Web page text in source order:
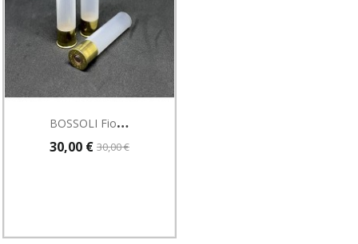
B
OSSOLI Fiocchi Cal. 28 T3 INN.615 SVASATO 200PZ.
30,00 € 30,00 €